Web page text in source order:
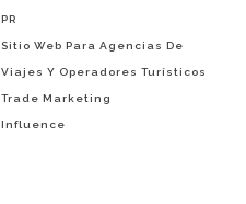
PR
Sitio Web Para Agencias De
Viajes Y Operadores Turísticos
Trade Marketing
Influence